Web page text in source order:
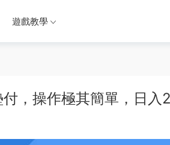
遊戲教學
，操作極其簡單，日入